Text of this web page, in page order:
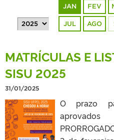
OUVIDORIA
TELEFONES
JAN FEV
JUL AGO
MATRÍCULAS E
SISU 2025
31/01/2025
O prazo